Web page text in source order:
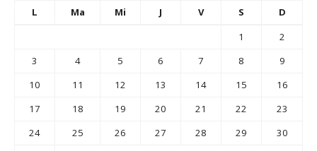
L
Ma Mi J V S
D
1
2
3
4 5 6 7 8
9
10
11 12 13 14 15
16
17
18 19 20 21 22
23
24
25 26 27 28 29
30